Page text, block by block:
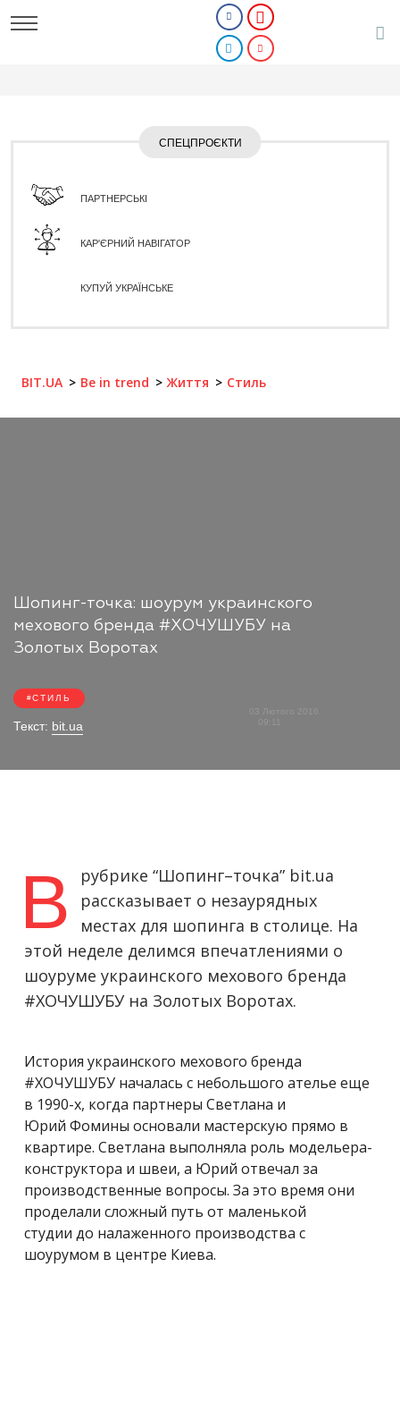
СПЕЦПРОЄКТИ
ПАРТНЕРСЬКІ
КАР'ЄРНИЙ НАВІГАТОР
КУПУЙ УКРАЇНСЬКЕ
BIT.UA Be in trend Життя Стиль
Шопинг-точка: шоурум украинского
мехового бренда #ХОЧУШУБУ на
Золотых Воротах
СТИЛЬ
Текст: bit.ua
03 Лютого 2016
09:11
В
рубрике “Шопинг–точка” bit.ua
рассказывает о незаурядных
местах для шопинга в столице. На
этой неделе делимся впечатлениями о
шоуруме украинского мехового бренда
#ХОЧУШУБУ на Золотых Воротах.
История украинского мехового бренда
#ХОЧУШУБУ началась с небольшого ателье еще
в 1990-х, когда партнеры Светлана и
Юрий Фомины основали мастерскую прямо в
квартире. Светлана выполняла роль модельера-
конструктора и швеи, а Юрий отвечал за
производственные вопросы. За это время они
проделали сложный путь от маленькой
студии до налаженного производства с
шоурумом в центре Киева.